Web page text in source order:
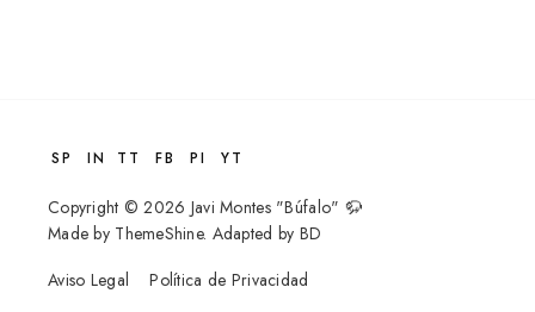
SP IN TT FB PI YT
Copyright ©2026 Javi Montes "Búfalo" 🦬
Made by ThemeShine. Adapted by BD
Aviso Legal
Política de Privacidad